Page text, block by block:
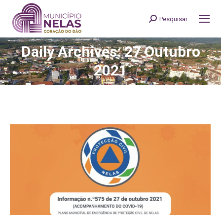
Search:
Pesquisar
Daily Archives: 27 Outubro
2021
You are here: